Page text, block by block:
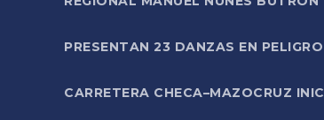
PRESENTAN 23 DANZAS EN
CARRETERA CHECA–MAZOCRUZ